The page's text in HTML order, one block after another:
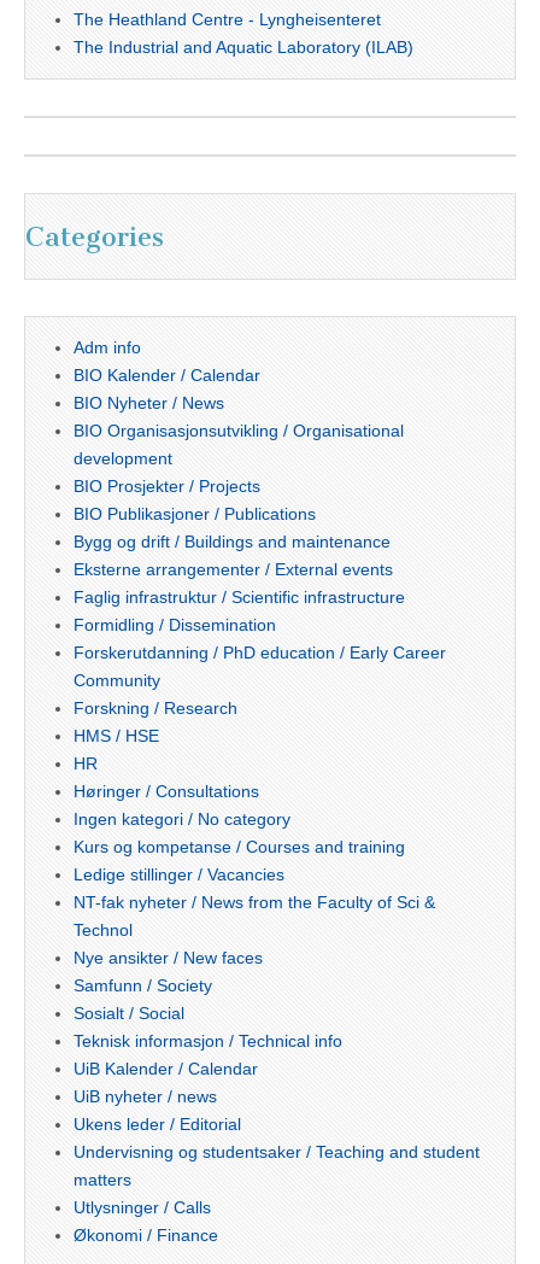
The Heathland Centre - Lyngheisenteret
The Industrial and Aquatic Laboratory (ILAB)
Categories
Adm info
BIO Kalender / Calendar
BIO Nyheter / News
BIO Organisasjonsutvikling / Organisational
development
BIO Prosjekter / Projects
BIO Publikasjoner / Publications
Bygg og drift / Buildings and maintenance
Eksterne arrangementer / External events
Faglig infrastruktur / Scientific infrastructure
Formidling / Dissemination
Forskerutdanning / PhD education / Early Career
Community
Forskning / Research
HMS / HSE
HR
Høringer / Consultations
Ingen kategori / No category
Kurs og kompetanse / Courses and training
Ledige stillinger / Vacancies
NT-fak nyheter / News from the Faculty of Sci &
Technol
Nye ansikter / New faces
Samfunn / Society
Sosialt / Social
Teknisk informasjon / Technical info
UiB Kalender / Calendar
UiB nyheter / news
Ukens leder / Editorial
Undervisning og studentsaker / Teaching and student
matters
Utlysninger / Calls
Økonomi / Finance